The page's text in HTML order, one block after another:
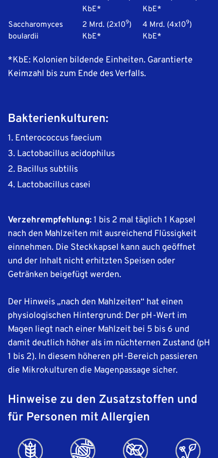
KbE*
KbE*
Saccharomyces
boulardii
2 Mrd. (2x109)
KbE*
4 Mrd. (4x109)
KbE*
*KbE: Kolonien bildende Einheiten. Garantierte
Keimzahl bis zum Ende des Verfalls.
Bakterienkulturen:
1. Enterococcus faecium
3. Lactobacillus acidophilus
2. Bacillus subtilis
4. Lactobacillus casei
Verzehrempfehlung:1 bis 2 mal täglich 1 Kapsel
nach den Mahlzeiten mit ausreichend Flüssigkeit
einnehmen. Die Steckkapsel kann auch geöffnet
und der Inhalt nicht erhitzten Speisen oder
Getränken beigefügt werden.
Der Hinweis „nach den Mahlzeiten“ hat einen
physiologischen Hintergrund: Der pH-Wert im
Magen liegt nach einer Mahlzeit bei 5 bis 6 und
damit deutlich höher als im nüchternen Zustand (pH
1 bis 2). In diesem höheren pH-Bereich passieren
die Mikrokulturen die Magenpassage sicher.
Hinweise zu den Zusatzstoffen und
für Personen mit Allergien